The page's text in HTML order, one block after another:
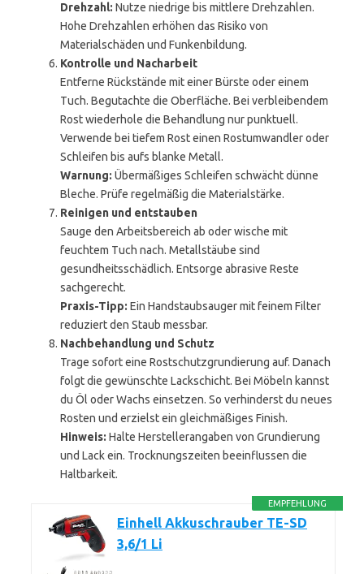
Drehzahl: Nutze niedrige bis mittlere Drehzahlen.
Hohe Drehzahlen erhöhen das Risiko von
Materialschäden und Funkenbildung.
Kontrolle und Nacharbeit
Entferne Rückstände mit einer Bürste oder einem
Tuch. Begutachte die Oberfläche. Bei verbleibendem
Rost wiederhole die Behandlung nur punktuell.
Verwende bei tiefem Rost einen Rostumwandler oder
Schleifen bis aufs blanke Metall.
Warnung: Übermäßiges Schleifen schwächt dünne
Bleche. Prüfe regelmäßig die Materialstärke.
Reinigen und entstauben
Sauge den Arbeitsbereich ab oder wische mit
feuchtem Tuch nach. Metallstäube sind
gesundheitsschädlich. Entsorge abrasive Reste
sachgerecht.
Praxis-Tipp: Ein Handstaubsauger mit feinem Filter
reduziert den Staub messbar.
Nachbehandlung und Schutz
Trage sofort eine Rostschutzgrundierung auf. Danach
folgt die gewünschte Lackschicht. Bei Möbeln kannst
du Öl oder Wachs einsetzen. So verhinderst du neues
Rosten und erzielst ein gleichmäßiges Finish.
Hinweis: Halte Herstellerangaben von Grundierung
und Lack ein. Trocknungszeiten beeinflussen die
Haltbarkeit.
EMPFEHLUNG
Einhell Akkuschrauber TE-SD
3,6/1 Li